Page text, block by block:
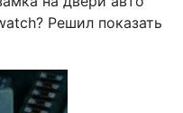
Решил показать